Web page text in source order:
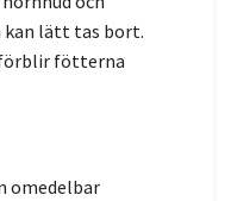
kan lätt tas bort.
förblir fötterna
omedelbar